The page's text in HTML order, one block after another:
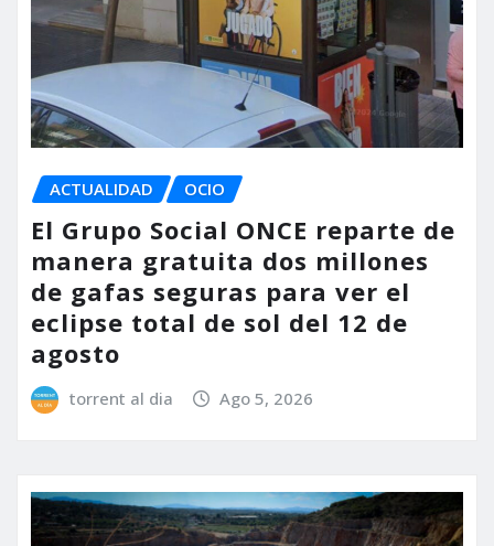
ACTUALIDAD OCIO
El Grupo Social ONCE reparte de
manera gratuita dos millones
de gafas seguras para ver el
eclipse total de sol del 12 de
agosto
torrent al dia Ago 5, 2026